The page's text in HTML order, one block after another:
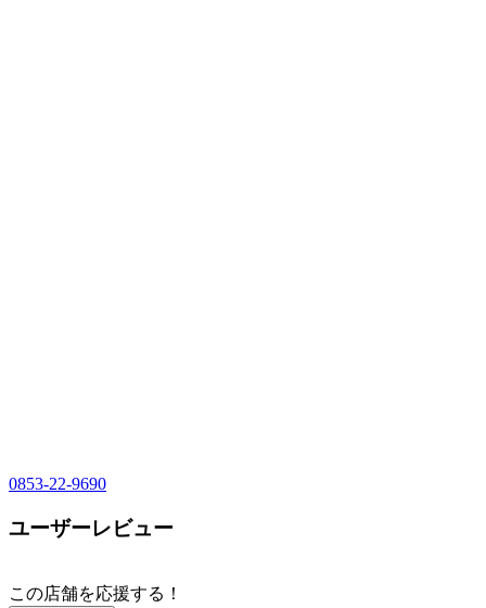
0853-22-9690
ユーザーレビュー
この店舗を応援する！